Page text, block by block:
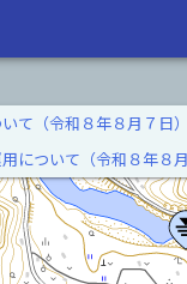
て（令和８年８月７日）
について（令和８年８月